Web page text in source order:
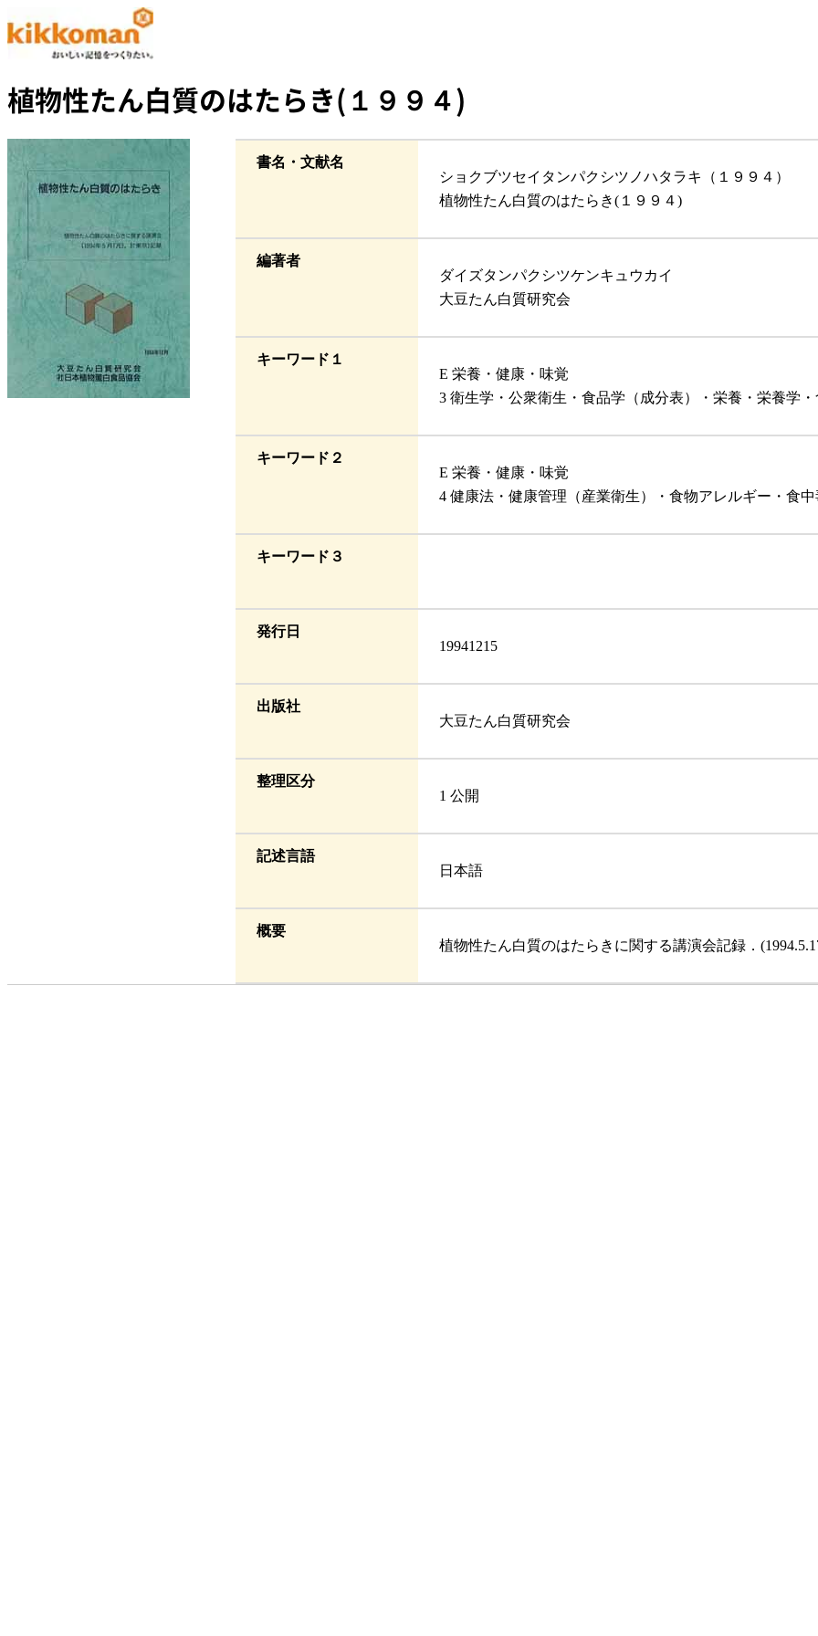
植物性たん白質のはたらき(１９９４)
書名・文献名
ショクブツセイタンパクシツノハタラキ（１９９４）
植物性たん白質のはたらき(１９９４)
編著者
ダイズタンパクシツケンキュウカイ
大豆たん白質研究会
キーワード１
E 栄養・健康・味覚
3 衛生学・公衆衛生・食品学（成分表）・栄養・栄養学
キーワード２
E 栄養・健康・味覚
4 健康法・健康管理（産業衛生）・食物アレルギー・食
キーワード３
発行日
19941215
出版社
大豆たん白質研究会
整理区分
1 公開
記述言語
日本語
概要
植物性たん白質のはたらきに関する講演会記録．